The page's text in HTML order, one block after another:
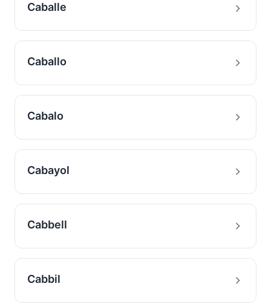
Caballe
Caballo
Cabalo
Cabayol
Cabbell
Cabbil